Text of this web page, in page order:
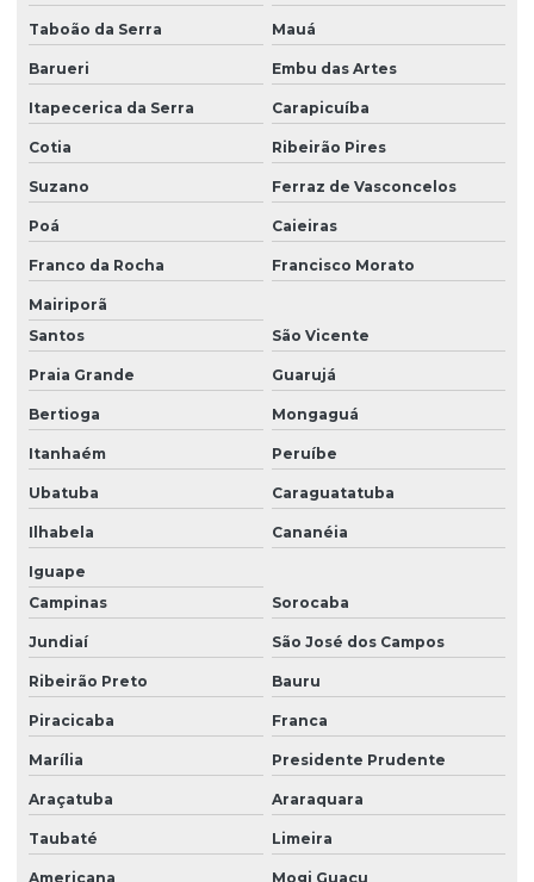
Orçamento serviço de terraplanagem
Orçamento terraplanagem
Orçamento de terraplenagem
Perfuração e desmonte de rochas
Preço do m3 de terra para aterro
Preço do metro de terra para aterro
Preço m3 de terraplenagem
Preço de terraplanagem
Preço de terraplanagem por metro quadrado
Projeto de terraplenagem
Quanto custa o serviço de terraplanagem
Quanto custa terraplanagem
Remoção de entulhos no campo limpo
Serviço de compactação
Serviço de destoca
Serviço de destoca de eucalipto
Taboão da Serra Mauá
Barueri Embu das Artes
Itapecerica da Serra Carapicuíba
Cotia Ribeirão Pires
Suzano Ferraz de Vasconcelos
Poá Caieiras
Franco da Rocha Francisco Morato
Mairiporã
Santos
São Vicente
Praia Grande Guarujá
Bertioga Mongaguá
Itanhaém Peruíbe
Ubatuba Caraguatatuba
Ilhabela Cananéia
Iguape
Campinas
Sorocaba
Jundiaí São José dos Campos
Ribeirão Preto Bauru
Piracicaba Franca
Marília Presidente Prudente
Araçatuba Araraquara
Taubaté Limeira
Americana Mogi Guaçu